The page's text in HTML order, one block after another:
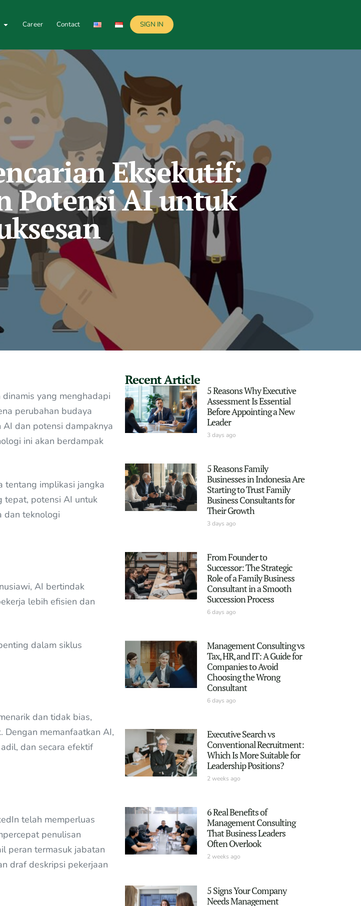
Career Contact SIGN IN
Eksekutif:
Potensi AI untuk
yang menghadapi
perubahan budaya
dan potensi dampaknya
ini akan berdampak
tentang implikasi jangka
tepat, potensi AI untuk
dan teknologi
AI bertindak
lebih efisien dan
dalam siklus
dan tidak bias,
memanfaatkan AI,
dan secara efektif
telah memperluas
penulisan
peran termasuk jabatan
draf deskripsi pekerjaan
Recent Article
5 Reasons Why Executive
Assessment Is Essential
Before Appointing a New
Leader
3 days ago
5 Reasons Family
Businesses in Indonesia Are
Starting to Trust Family
Business Consultants for
Their Growth
3 days ago
From Founder to
Successor: The Strategic
Role of a Family Business
Consultant in a Smooth
Succession Process
6 days ago
Management Consulting vs
Tax, HR, and IT: A Guide for
Companies to Avoid
Choosing the Wrong
Consultant
6 days ago
Executive Search vs
Conventional Recruitment:
Which Is More Suitable for
Leadership Positions?
2 weeks ago
6 Real Benefits of
Management Consulting
That Business Leaders
Often Overlook
2 weeks ago
5 Signs Your Company
Needs Management